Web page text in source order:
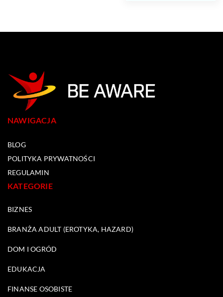
NAWIGACJA
BLOG
POLITYKA PRYWATNOŚCI
REGULAMIN
KATEGORIE
BIZNES
BRANŻA ADULT (EROTYKA, HAZARD)
DOM I OGRÓD
EDUKACJA
FINANSE OSOBISTE